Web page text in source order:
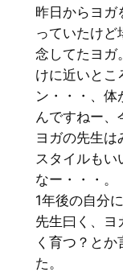
昨日からヨガ
っていたけど
念してたヨガ
けに近いとこ
ン・・・、体
んですねー、
ヨガの先生は
スタイルもい
なー・・・。
1年後の自分
先生曰く、ヨ
く育つ？と
た。